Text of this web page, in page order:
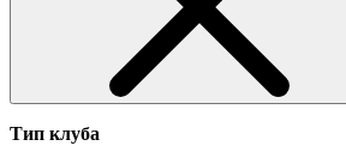
Тип клуба